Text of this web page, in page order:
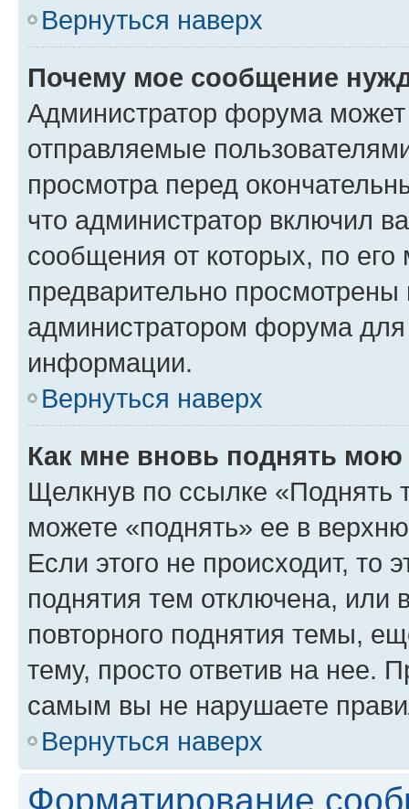
Вернуться наверх
Почему мое сообщение
Администратор форума
отправляемые
просмотра перед
что администратор включил
сообщения от которых, по
предварительно
администратором форума
информации.
Вернуться наверх
Как мне вновь поднять мою
Щелкнув по ссылке «Поднять
можете «поднять» ее в
Если этого не происходит, то
поднятия тем отключена, или
повторного поднятия темы,
тему, просто ответив на нее.
самым вы не нарушаете
Вернуться наверх
Форматирование